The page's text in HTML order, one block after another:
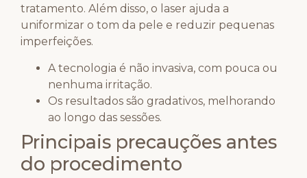
tratamento. Além disso, o laser ajuda a
uniformizar o tom da pele e reduzir pequenas
imperfeições.
A tecnologia é não invasiva, com pouca ou
nenhuma irritação.
Os resultados são gradativos, melhorando
ao longo das sessões.
Principais precauções antes
do procedimento